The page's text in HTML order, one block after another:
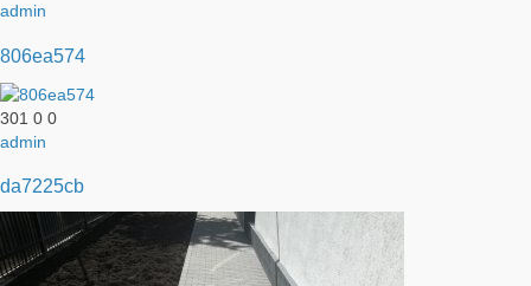
admin
806ea574
301 0 0
admin
da7225cb